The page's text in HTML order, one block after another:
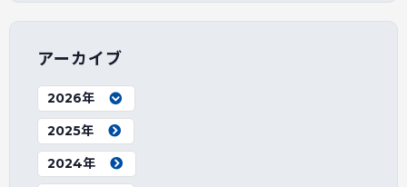
アーカイブ
2026年
2025年
2024年